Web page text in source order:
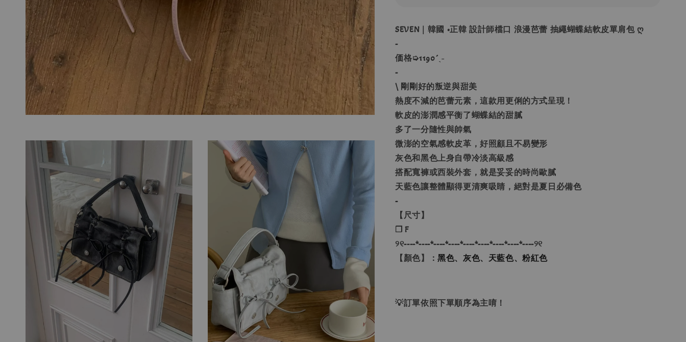
SEVEN｜韓國 •正韓 設計師檔口 浪漫芭蕾 抽繩蝴蝶結軟皮單肩包 ღ
-
価格➭1190´ˎ˗
-
\ 剛剛好的叛逆與甜美
熱度不減的芭蕾元素，這款用更俐的方式呈現！
軟皮的澎潤感平衡了蝴蝶結的甜膩
多了一分隨性與帥氣
微澎的空氣感軟皮革，好照顧且不易變形
灰色和黑色上身自帶冷淡高級感
搭配寬褲或西裝外套，就是妥妥的時尚歐膩
天藍色讓整體顯得更清爽吸睛，絕對是夏日必備色
-
【尺寸】
❐ F
୨୧----*----*----*----*----*----*----*----*----୨୧
【顏色】：黑色、灰色、天藍色、粉紅色
💡訂單依照下單順序為主唷！